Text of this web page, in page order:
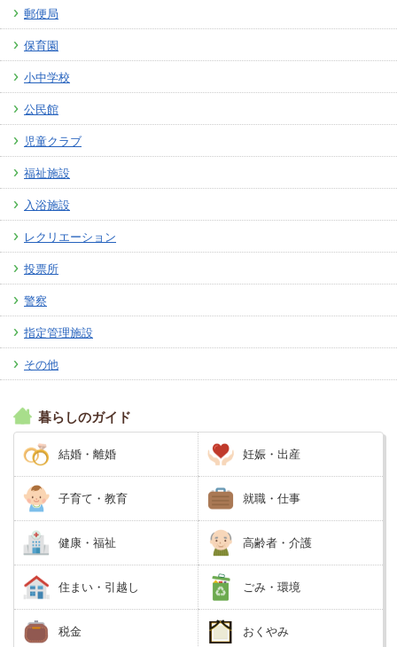
郵便局
保育園
小中学校
公民館
児童クラブ
福祉施設
入浴施設
レクリエーション
投票所
警察
指定管理施設
その他
暮らしのガイド
結婚・離婚 妊娠・出産
子育て・教育 就職・仕事
健康・福祉 高齢者・介護
住まい・引越し ごみ・環境
税金 おくやみ